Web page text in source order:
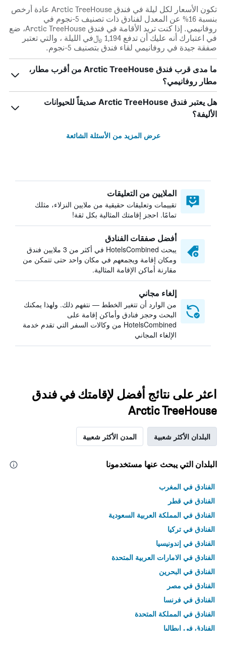
تكون الأسعار لكل ليلة في فندق Arctic TreeHouse عادة أرخص
بنسبة 16% عن المعدل لفنادق ذات تصنيف 5-نجوم في
روفانيمي. إذا كنت تريد الأقامة في فندق Arctic TreeHouse، ضع
في اعتبارك أنه عليك أن تدفع 1,194 ﷼في الليلة ، والتي تعتبر
صفقة جيدة في روفانيمي لقاء فندق بتصنيف 5-نجوم.
ما مدى قرب فندق Arctic TreeHouse من أقرب مطار،
مطار روفانيمي؟
هل يعتبر فندق Arctic TreeHouse صديقاً للحيوانات
الأليفة؟
عرض المزيد من الأسئلة الشائعة
الملايين من التعليقات
تقييمات وتعليقات حقيقية من ملايين النزلاء، مثلك
تمامًا. احجز إقامتك المثالية بكل ثقة!
أفضل صفقات الفنادق
يبحث HotelsCombined في أكثر من 3 ملايين فندق
ومكان إقامة ويجمعهم في مكان واحد حتى تتمكن من
مقارنة أماكن الإقامة المثالية.
إلغاء مجاني
من الوارد أن تتغير الخطط — نتفهم ذلك. ولهذا يمكنك
البحث وحجز فنادق وأماكن إقامة على
HotelsCombined من وكالات السفر التي تقدم خدمة
الإلغاء المجاني
اعثر على نتائج أفضل لإقامتك في فندق
Arctic TreeHouse
البلدان الأكثر شعبية المدن الأكثر شعبية
البلدان التي يبحث عنها مستخدمونا
الفنادق في المغرب
الفنادق في قطر
الفنادق في المملكة العربية السعودية
الفنادق في تركيا
الفنادق في إندونيسيا
الفنادق في الامارات العربية المتحدة
الفنادق في البحرين
الفنادق في مصر
الفنادق في فرنسا
الفنادق في المملكة المتحدة
الفنادق في إيطاليا